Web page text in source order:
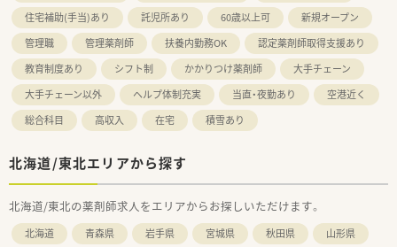
住宅補助(手当)あり
託児所あり 60歳以上可
新規オープン
管理職
管理薬剤師 扶養内勤務OK
認定薬剤師取得支援あり
教育制度あり
シフト制 かかりつけ薬剤師
大手チェーン
大手チェーン以外
ヘルプ体制充実 当直・夜勤あり
空港近く
総合科目
高収入 在宅 積雪あり
北海道/東北エリアから探す
北海道/東北の薬剤師求人をエリアからお探しいただけます。
北海道 青森県 岩手県 宮城県 秋田県
山形県